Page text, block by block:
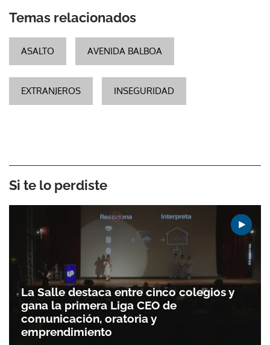
Temas relacionados
ASALTO AVENIDA BALBOA
EXTRANJEROS INSEGURIDAD
Si te lo perdiste
La Salle destaca entre cinco colegios y
gana la primera Liga CEO de
comunicación, oratoria y
emprendimiento